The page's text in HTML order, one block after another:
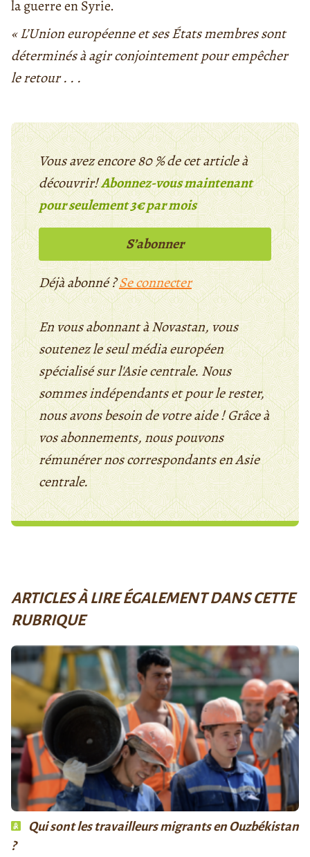
la guerre en Syrie.
« L’Union européenne et ses États membres sont
déterminés à agir conjointement pour empêcher
le retour . . .
Vous avez encore 80 % de cet article à
découvrir!Abonnez-vous maintenant
pour seulement 3€ par mois
S’abonner
Déjà abonné ?Se connecter
En vous abonnant à Novastan, vous
soutenez le seul média européen
spécialisé sur l'Asie centrale. Nous
sommes indépendants et pour le rester,
nous avons besoin de votre aide ! Grâce à
vos abonnements, nous pouvons
rémunérer nos correspondants en Asie
centrale.
ARTICLES À LIRE ÉGALEMENT DANS CETTE
RUBRIQUE
Qui sont les travailleurs migrants en Ouzbékistan
?